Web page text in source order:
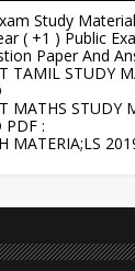
Study
( +1 ) Public
Paper And
TAMIL STUDY
MATHS STUDY
PDF :
MATERIA;LS